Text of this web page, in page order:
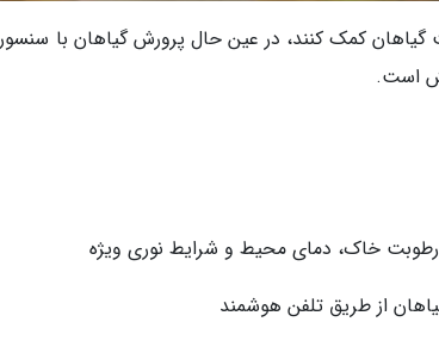
کمک کنند، در عین حال پرورش گیاهان با
است.
رطوبت خاک، دمای محیط و شرایط نوری ویژه
از طریق تلفن هوشمند